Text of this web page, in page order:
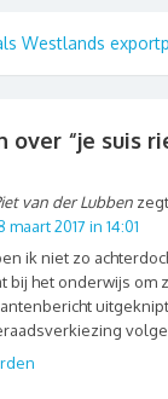
Westlands
over “je suis
van der Lubben
maart 2017 in 14:01
ik niet zo
bij het onderwijs om